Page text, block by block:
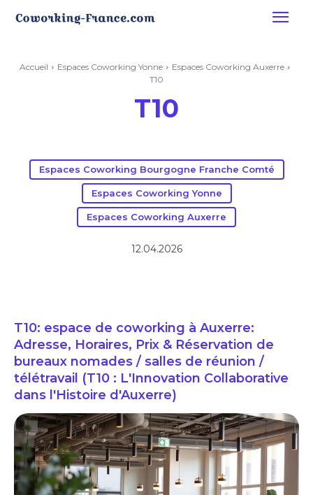
Accueil Espaces Coworking Yonne
Espaces Coworking Auxerre
T10
T10
Espaces Coworking Bourgogne Franche Comté
Espaces Coworking Yonne
Espaces Coworking Auxerre
12.04.2026
T10: espace de coworking à Auxerre:
Adresse, Horaires, Prix & Réservation de
bureaux nomades / salles de réunion /
télétravail (T10 : L'Innovation Collaborative
dans l'Histoire d'Auxerre)